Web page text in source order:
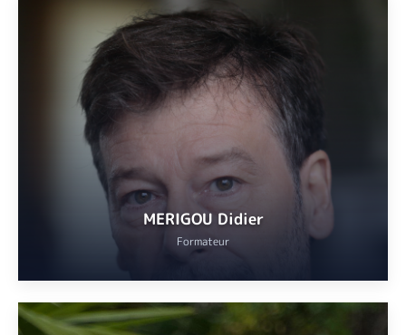
Chercheuse émérite à l’Institut de chimie de Nice. Dermatologue,
allergologue, docteure en biologie cellulaire, titulaire d’un master
2 de droit de la santé et d’un DIU d’aromathérapie et
phytothérapie.
Dirigeante de la sociétéZésthétique , qui réalise l’examen
toxicologique réglementaire des cosmétiques avant leur mise sur
le marché et aide à la formulation des cosmétiques et
compléments alimentaires à base de plantes.
VOIR
MERIGOU Didier
Formateur